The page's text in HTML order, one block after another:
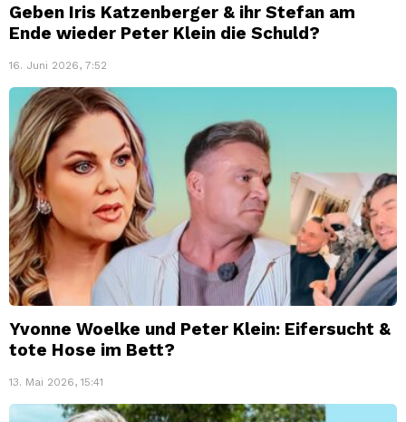
Geben Iris Katzenberger & ihr Stefan am
Ende wieder Peter Klein die Schuld?
16. Juni 2026, 7:52
Yvonne Woelke und Peter Klein: Eifersucht &
tote Hose im Bett?
13. Mai 2026, 15:41